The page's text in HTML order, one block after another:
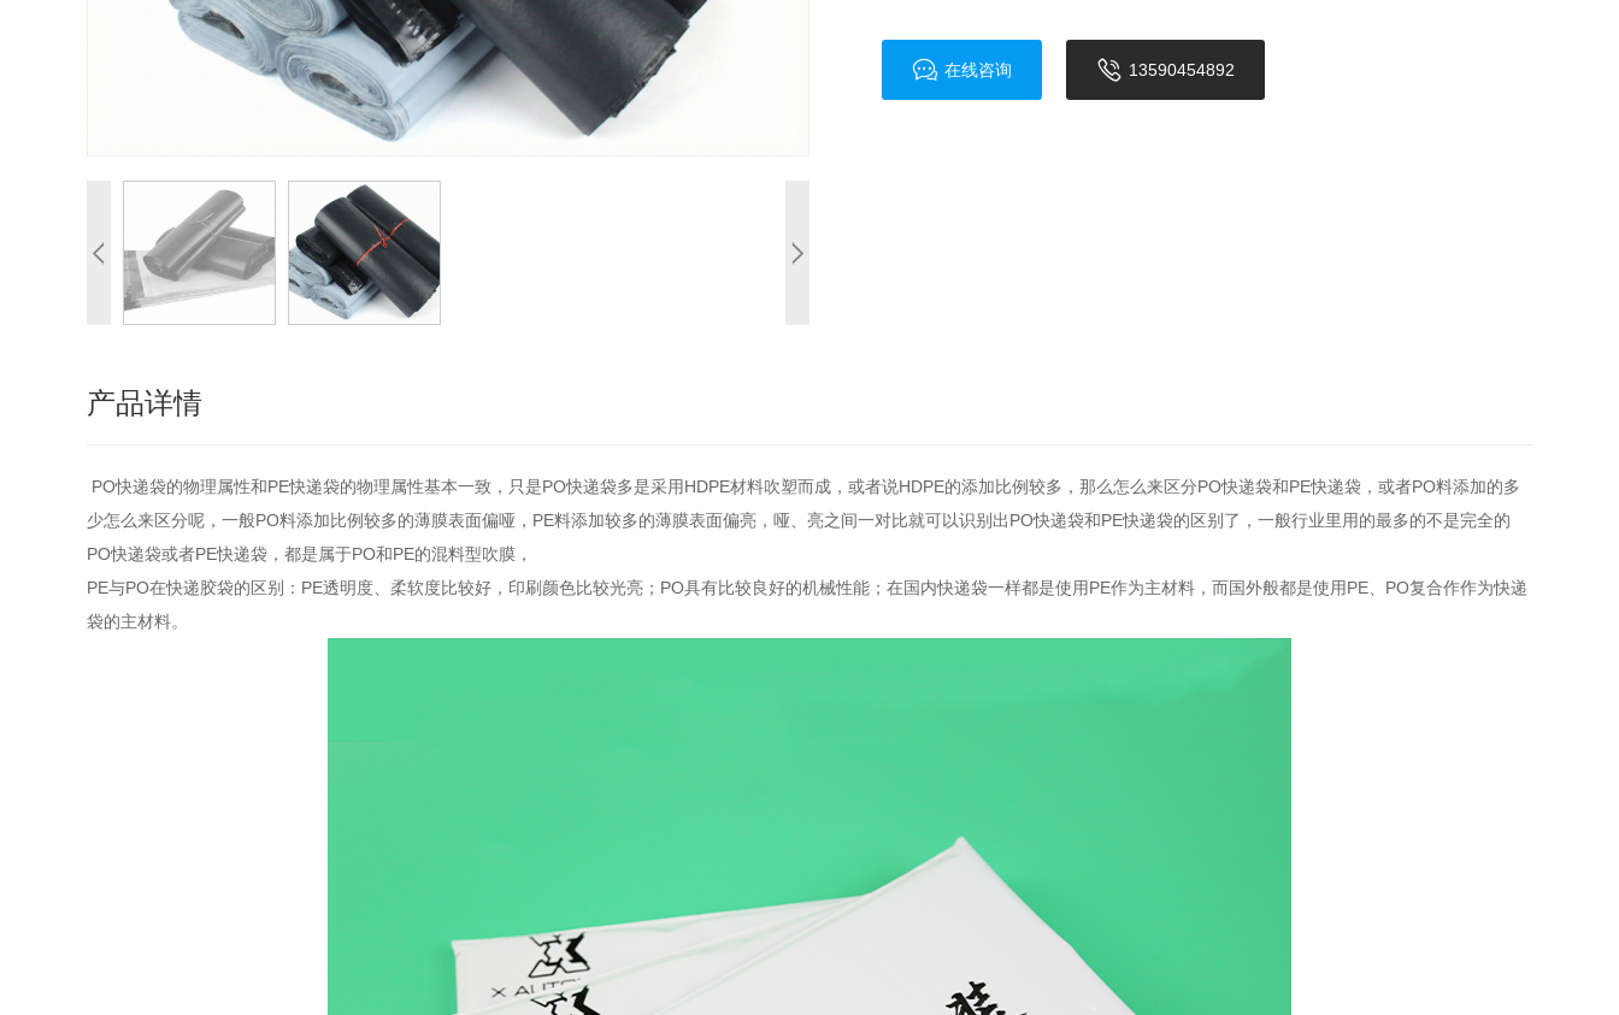
在线咨询 13590454892
产品详情
PO快递袋的物理属性和PE快递袋的物理属性基本一致，只是PO快递袋多是采用HDPE材料吹塑而成，或者说HDPE的添加比例较多，那么怎么来区分PO快递袋和PE快递袋，或者PO料添加的多
少怎么来区分呢，一般PO料添加比例较多的薄膜表面偏哑，PE料添加较多的薄膜表面偏亮，哑、亮之间一对比就可以识别出PO快递袋和PE快递袋的区别了，一般行业里用的最多的不是完全的
PO快递袋或者PE快递袋，都是属于PO和PE的混料型吹膜，
PE与PO在快递胶袋的区别：PE透明度、柔软度比较好，印刷颜色比较光亮；PO具有比较良好的机械性能；在国内快递袋一样都是使用PE作为主材料，而国外般都是使用PE、PO复合作作为快递
袋的主材料。